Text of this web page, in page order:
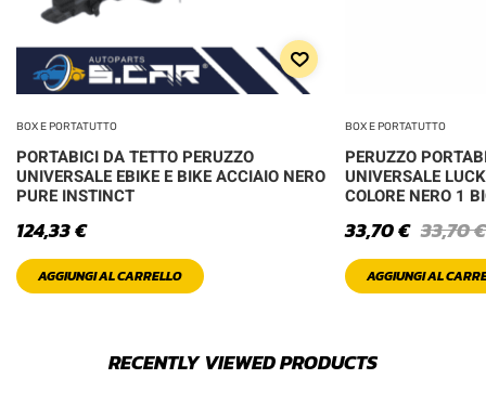
BOX E PORTATUTTO
PORTABICI DA TETTO PERUZZO
UNIVERSALE EBIKE E BIKE ACCIAIO NERO
PURE INSTINCT
124,33€
AGGIUNGI AL CARRELLO
BOX E PORTATUTTO
PERUZZO
UNIVERSALE
COLORE NERO 1
33,70€
33,70€
AGGIUNGI AL
RECENTLY VIEWED PRODUCTS